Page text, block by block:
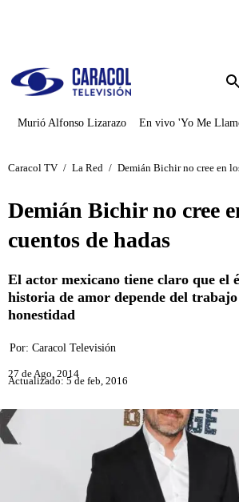
Murió Alfonso Lizarazo En vivo 'Yo Me
Caracol TV / La Red / Demián Bichir no cree en
Demián Bichir no cree
cuentos de hadas
El actor mexicano tiene claro que el
historia de amor depende del
honestidad
Por: Caracol Televisión
27 de Ago, 2014
Actualizado: 5 de feb, 2016